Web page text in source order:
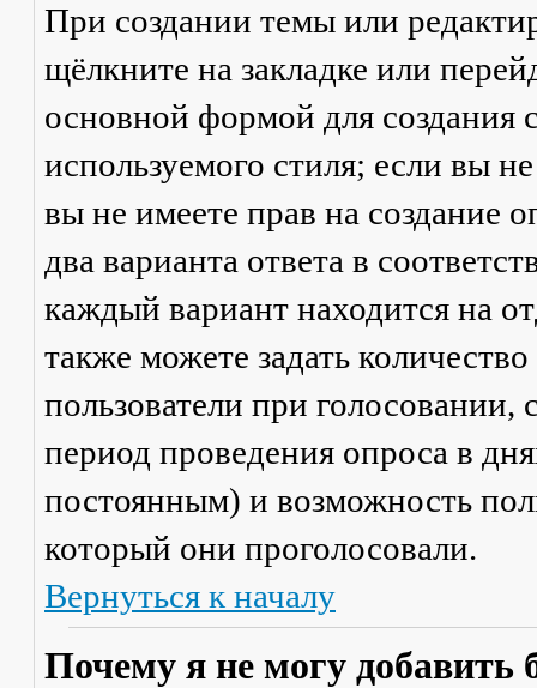
При создании темы или
щёлкните на закладке или
основной формой для создания
используемого стиля; если вы
вы не имеете прав на создание
два варианта ответа в
каждый вариант находится на
также можете задать
пользователи при
период проведения опроса в
постоянным) и возможность
который они проголосовали.
Вернуться к началу
Почему я не могу добавить